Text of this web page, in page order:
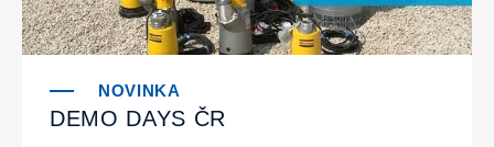
DEMO DAYS ČR